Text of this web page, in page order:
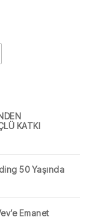
KATKI
50 Yaşında
Emanet